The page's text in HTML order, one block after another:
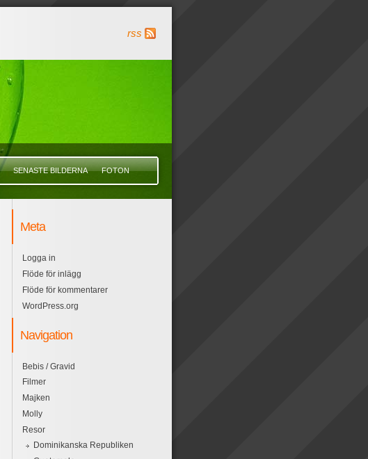
rss
SENASTE BILDERNA FOTON
Meta
Logga in
Flöde för inlägg
Flöde för kommentarer
WordPress.org
Navigation
Bebis / Gravid
Filmer
Majken
Molly
Resor
Dominikanska Republiken